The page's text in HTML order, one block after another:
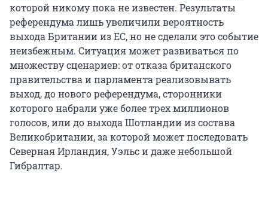
которой никому пока не известен. Результаты
референдума лишь увеличили вероятность
выхода Британии из ЕС, но не сделали это событие
неизбежным. Ситуация может развиваться по
множеству сценариев: от отказа британского
правительства и парламента реализовывать
выход, до нового референдума, сторонники
которого набрали уже более трех миллионов
голосов, или до выхода Шотландии из состава
Великобритании, за которой может последовать
Северная Ирландия, Уэльс и даже небольшой
Гибралтар.